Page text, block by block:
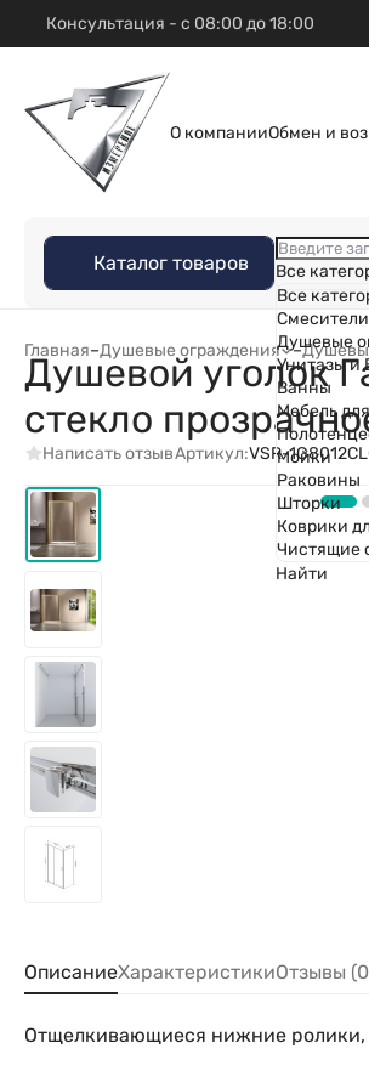
Консультация - с 08:00 до 18:00
О компанииОбмен и
Каталог товаров
Все
Все
Смесители
Душевые
Унитазы и
Ванны
Мебель
Мойки
Раковины
Шторки
Коврики
Чистящие
Найти
Главная–Душевые ограждения –
Душевой уголок
стекло
Написать отзывАртикул:VSR-
ОписаниеХарактеристикиОтзывы
Отщелкивающиеся нижние